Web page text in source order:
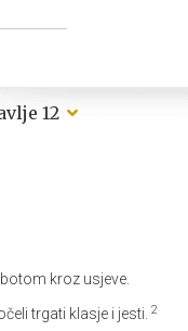
Poglavlje 12
kroz usjeve.
trgati klasje i jesti. 2